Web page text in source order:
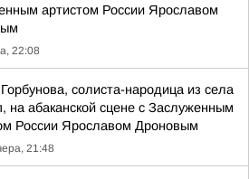
артистом России Ярославом
22:08
солиста-народица из села
на абаканской сцене с Заслуженным
России Ярославом Дроновым
21:48